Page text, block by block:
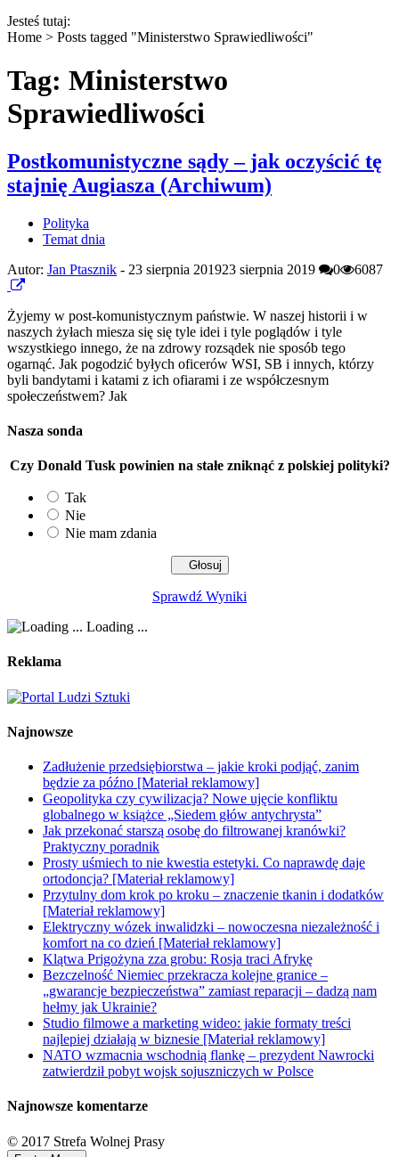
Jesteś tutaj:
Home > Posts tagged "Ministerstwo Sprawiedliwości"
Tag: Ministerstwo
Sprawiedliwości
Postkomunistyczne sądy – jak oczyścić tę
stajnię Augiasza (Archiwum)
Polityka
Temat dnia
Autor: Jan Ptasznik - 23 sierpnia 201923 sierpnia 2019 0 6087
Żyjemy w post-komunistycznym państwie. W naszej historii i w
naszych żyłach miesza się się tyle idei i tyle poglądów i tyle
wszystkiego innego, że na zdrowy rozsądek nie sposób tego
ogarnąć. Jak pogodzić byłych oficerów WSI, SB i innych, którzy
byli bandytami i katami z ich ofiarami i ze współczesnym
społeczeństwem? Jak
Nasza sonda
Czy Donald Tusk powinien na stałe zniknąć z polskiej polityki?
Tak
Nie
Nie mam zdania
Sprawdź Wyniki
Loading ...
Reklama
Najnowsze
Zadłużenie przedsiębiorstwa – jakie kroki podjąć, zanim
będzie za późno [Materiał reklamowy]
Geopolityka czy cywilizacja? Nowe ujęcie konfliktu
globalnego w książce „Siedem głów antychrysta”
Jak przekonać starszą osobę do filtrowanej kranówki?
Praktyczny poradnik
Prosty uśmiech to nie kwestia estetyki. Co naprawdę daje
ortodoncja? [Materiał reklamowy]
Przytulny dom krok po kroku – znaczenie tkanin i dodatków
[Materiał reklamowy]
Elektryczny wózek inwalidzki – nowoczesna niezależność i
komfort na co dzień [Materiał reklamowy]
Klątwa Prigożyna zza grobu: Rosja traci Afrykę
Bezczelność Niemiec przekracza kolejne granice –
„gwarancje bezpieczeństwa” zamiast reparacji – dadzą nam
hełmy jak Ukrainie?
Studio filmowe a marketing wideo: jakie formaty treści
najlepiej działają w biznesie [Materiał reklamowy]
NATO wzmacnia wschodnią flankę – prezydent Nawrocki
zatwierdził pobyt wojsk sojuszniczych w Polsce
Najnowsze komentarze
© 2017 Strefa Wolnej Prasy